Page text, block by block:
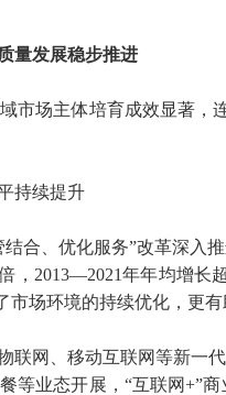
量发展稳步推进
市场主体培育成效显著
持续提升
合、优化服务”改革深入
，2013—2021年年均增
场环境的持续优化，更有
联网、移动互联网等新一
等业态开展，“互联网+”